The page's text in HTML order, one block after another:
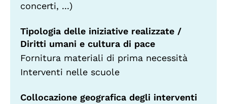
concerti, ...)
Tipologia delle iniziative realizzate /
Diritti umani e cultura di pace
Fornitura materiali di prima necessità
Interventi nelle scuole
Collocazione geografica degli interventi